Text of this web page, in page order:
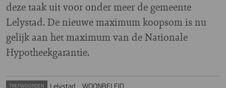
deze taak uit voor onder meer de gemeente
Lelystad. De nieuwe maximum koopsom is nu
gelijk aan het maximum van de Nationale
Hypotheekgarantie.
TREFWOORDEN Lelystad WOONBELEID